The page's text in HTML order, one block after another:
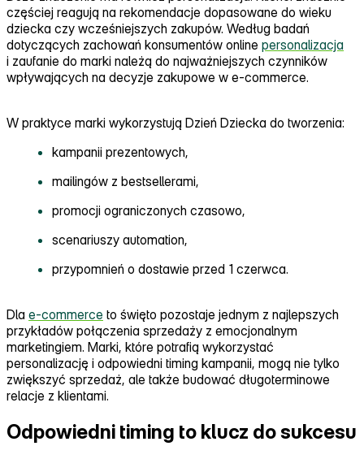
częściej reagują na rekomendacje dopasowane do wieku
dziecka czy wcześniejszych zakupów. Według badań
dotyczących zachowań konsumentów online personalizacja
i zaufanie do marki należą do najważniejszych czynników
wpływających na decyzje zakupowe w e‑commerce.
W praktyce marki wykorzystują Dzień Dziecka do tworzenia:
kampanii prezentowych,
mailingów z bestsellerami,
promocji ograniczonych czasowo,
scenariuszy automation,
przypomnień o dostawie przed 1 czerwca.
Dla e‑commerce to święto pozostaje jednym z najlepszych
przykładów połączenia sprzedaży z emocjonalnym
marketingiem. Marki, które potrafią wykorzystać
personalizację i odpowiedni timing kampanii, mogą nie tylko
zwiększyć sprzedaż, ale także budować długoterminowe
relacje z klientami.
Odpowiedni timing to klucz do sukcesu